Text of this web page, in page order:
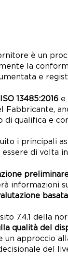
è un
la
e
ISO 13485:2016 e
Fabbricante,
di qualifica e
i principali
di volta
informazioni
7.4.1 della
qualità del
un approccio
del